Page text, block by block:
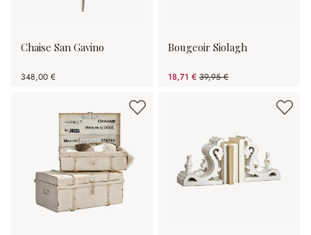
Chaise San Gavino
348,00 €
Bougeoir Siolagh
18,71 € 39,95 €
(53.17%spared)